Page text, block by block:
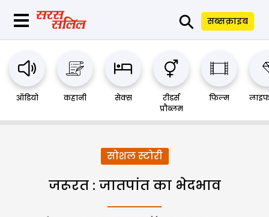
⚲ सब्सक्राइब
ऑडियो कहानी सेक्स
रीडर्स
प्रौब्लम
फिल्म
सोशल स्टोरी
जरूरत : जातपांत का भेदभाव